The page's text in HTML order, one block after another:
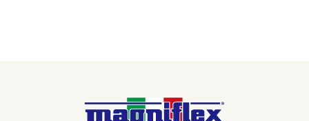
対応させていただきます。